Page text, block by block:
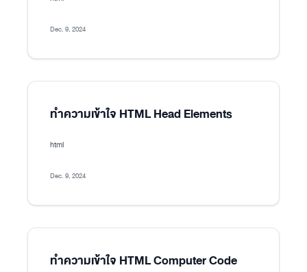
Dec. 9, 2024
ทำความเข้าใจ HTML Head Elements
html
Dec. 9, 2024
ทำความเข้าใจ HTML Computer Code